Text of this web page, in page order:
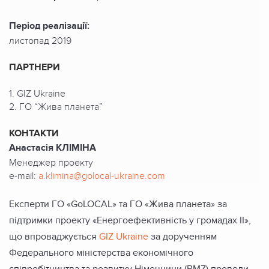
Період реалізації:
листопад 2019
ПАРТНЕРИ
1. GIZ Ukraine
2. ГО “Жива планета”
КОНТАКТИ
Анастасія КЛІМІНА
Менеджер проекту
e-mail: a.klimina@golocal-ukraine.com
Експерти ГО «GoLOCAL» та ГО «Жива планета» за
підтримки проекту «Енергоефективність у громадах ІІ»,
що впроваджується GIZ Ukraine за дорученням
Федерального міністерства економічного